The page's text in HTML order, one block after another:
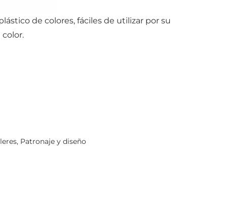
de colores, fáciles de utilizar por su
, Patronaje y diseño